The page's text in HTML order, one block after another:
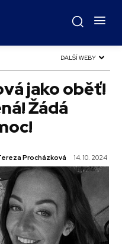
DALŠÍ WEBY
jako oběť!
Žádá
14. 10. 2024
Procházková